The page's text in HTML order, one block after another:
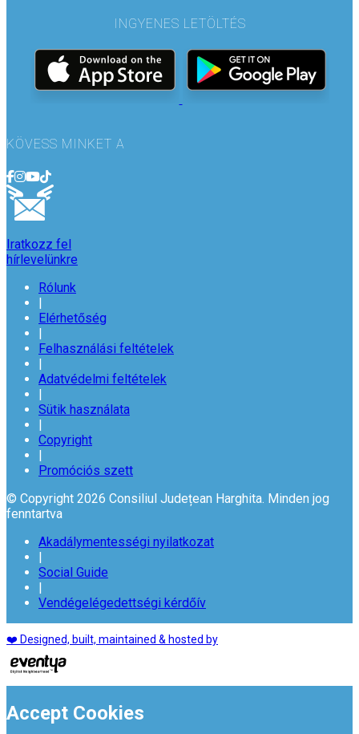
INGYENES LETÖLTÉS
KÖVESS MINKET A
Iratkozz fel
hírlevelünkre
Rólunk
|
Elérhetőség
|
Felhasználási feltételek
|
Adatvédelmi feltételek
|
Sütik használata
|
Copyright
|
Promóciós szett
© Copyright 2026 Consiliul Județean Harghita. Minden jog
fenntartva
Akadálymentességi nyilatkozat
|
Social Guide
|
Vendégelégedettségi kérdőív
❤️ Designed, built, maintained & hosted by
Accept Cookies